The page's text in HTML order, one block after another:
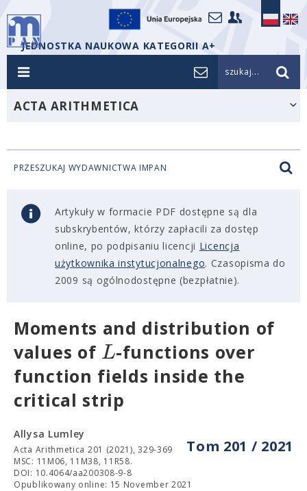
JEDNOSTKA NAUKOWA KATEGORII A+
szukaj...
ACTA ARITHMETICA
PRZESZUKAJ WYDAWNICTWA IMPAN
Artykuły w formacie PDF dostępne są dla
subskrybentów, którzy zapłacili za dostęp
online, po podpisaniu licencji Licencja
użytkownika instytucjonalnego. Czasopisma do
2009 są ogólnodostępne (bezpłatnie).
Moments and distribution of
values of L-functions over
function fields inside the
critical strip
Tom 201 / 2021
Allysa Lumley
Acta Arithmetica 201 (2021), 329-369
MSC: 11M06, 11M38, 11R58.
DOI: 10.4064/aa200308-9-8
Opublikowany online: 15 November 2021